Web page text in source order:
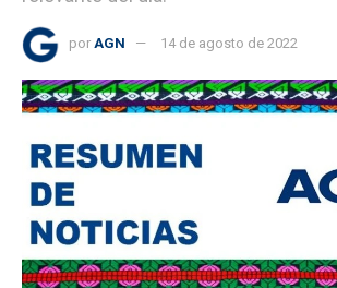
por AGN 14 de agosto de 2022